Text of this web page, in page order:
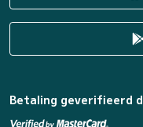
Betaling geverifieerd